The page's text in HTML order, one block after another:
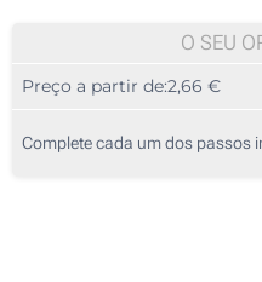
64 GB
200
500
O SEU
Preço a partir de:2,66 €
Complete cada um dos passos